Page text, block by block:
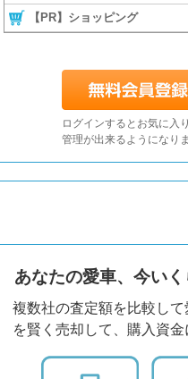
【PR】ショッピング
ログインするとお気に入
管理が出来るようになり
あなたの愛車、今いく
複数社の査定額を比較し
を賢く売却して、購入資金